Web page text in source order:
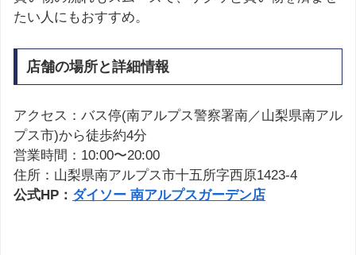
たい人にもおすすめ。
店舗の場所と詳細情報
アクセス：バス停(南アルプス警察署南／山梨県南アル
プス市)から徒歩約4分
営業時間：10:00〜20:00
住所：山梨県南アルプス市十五所字西原1423-4
公式HP： ダイソー 南アルプスガーデン店